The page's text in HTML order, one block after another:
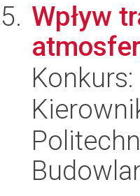
Wpływ
Konkurs: